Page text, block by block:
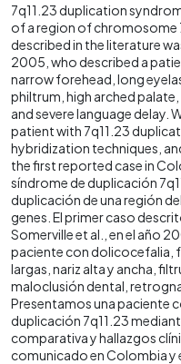
7q11.23 duplication
of a region of chromosome
described in the literature
2005, who described a
narrow forehead, long
philtrum, high arched
and severe language delay.
patient with 7q11.23
hybridization techniques,
the first reported case in
síndrome de duplicación
duplicación de una región
genes. El primer caso
Somerville et al., en el año
paciente con dolicocefalia,
largas, nariz alta y ancha,
maloclusión dental,
Presentamos una paciente
duplicación 7q11.23
comparativa y hallazgos
comunicado en Colombia y